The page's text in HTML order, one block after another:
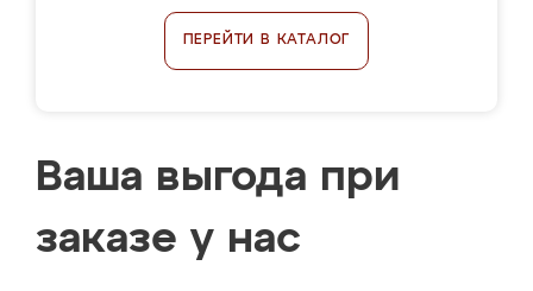
ПЕРЕЙТИ В КАТАЛОГ
Ваша выгода при
заказе у нас